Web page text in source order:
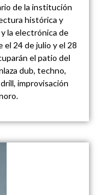
de la institución
histórica y
la electrónica de
24 de julio y el 28
el patio del
dub, techno,
improvisación